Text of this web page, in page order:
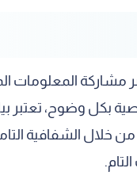
مشاركة المعلومات
وضوح، تعتبر
خلال الشفافية